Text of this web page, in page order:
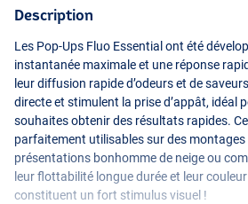
Juicy Orange
Description
Les Pop-Ups Fluo Essential ont été
instantanée maximale et une réponse
leur diffusion rapide d’odeurs et de
directe et stimulent la prise d’appât, idéal
souhaites obtenir des résultats rapides.
parfaitement utilisables sur des montages
présentations bonhomme de neige ou
leur flottabilité longue durée et leur
constituent un fort stimulus visuel !